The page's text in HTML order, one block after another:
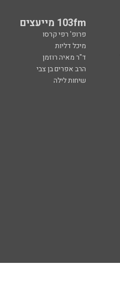
103fm מייעצים
פרופ' רפי קרסו
מיכל דליות
ד"ר מאיה רוזמן
הרב אפרים בן צבי
שיחות לילה